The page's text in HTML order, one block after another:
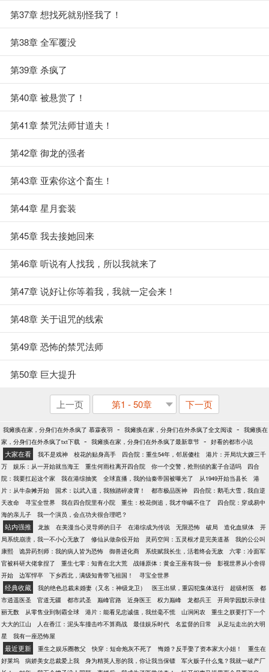
第37章 想找死就别怪我了！
第38章 全军覆没
第39章 杀疯了
第40章 被悬赏了！
第41章 禁咒法师甘道夫！
第42章 御龙的强者
第43章 亚索你这个畜生！
第44章 星月套装
第45章 我去接她回来
第46章 听说有人找我，所以我就来了
第47章 说好让你等着我，我就一定会来！
第48章 关于诅咒的线索
第49章 恐怖的禁咒法师
第50章 巨大提升
上一页 第1 - 50章 下一页
我瘫痪在家，分身们在外杀疯了 慕霖夜羽 - 我瘫痪在家，分身们在外杀疯了全文阅读 - 我瘫痪在
家，分身们在外杀疯了txt下载 - 我瘫痪在家，分身们在外杀疯了最新章节 - 好看的都市小说
大家在看 我不是戏神 校花的贴身高手 四合院：重生54年，邻居傻柱
港片：开局坑大嫂三千
万
娱乐：从一开始就当海王 重生何雨柱离开四合院 你一个交警，抢刑侦的案子合适吗
四合
院：我要扛起这个家
我在港综抽奖 全球直播，我的仙秦帝国被曝光了 从1949开始当县长
港
片：从牛杂摊开始
国术：以武入道，我独踏碎凌霄！ 都市极品医神
四合院：鹅毛大雪，我自逆
天改命
寻宝全世界 我在四合院里有小院 重生：校花倒追，我才华瞒不住了
四合院：穿成易中
海的亲儿子
我一个演员，会点功夫很合理吧？
站内强推 龙族 在美漫当心灵导师的日子 在港综成为传说 无限恐怖 破局 造化血狱体
开
局系统崩溃，我一不小心无敌了
修仙从做杂役开始 灵药空间：五灵根才是完美道基
我的公公叫
康熙
诡异药剂师：我的病人皆为恐怖 御兽进化商 系统赋我长生，活着终会无敌
六零：冷面军
官被科研大佬拿捏了
重生七零：知青在北大荒 战锤原体：黄金王座有我一份
影视世界从小舍得
开始
边军悍卒 下乡西北，满级知青带飞祖国！ 寻宝全世界
经典收藏 我的绝色总裁未婚妻（又名：神级龙卫） 医王出狱，重囚犯集体送行 超级村医
都
市逍遥医圣
官道无疆 都市武圣 巅峰官路 近身医王 权力巅峰 龙都兵王
开局学园默示录佳
丽无数
从零售业到制霸全球 港片：能看见忠诚值，我丝毫不慌 山涧闲农
重生之朕要打下一个
大大的江山
人在香江：泥头车撞击咋不算商战 最佳娱乐时代 名监督的日常
从足坛走出的大明
星
我有一座恐怖屋
最近更新 重生之娱乐圈教父 快穿：短命炮灰不死了 悔婚？反手娶了资本家大小姐！
重生在
好莱坞
病娇美女总裁爱上我 身为精英人形的我，你让我当保镖
军火贩子什么鬼？我就一破产厂